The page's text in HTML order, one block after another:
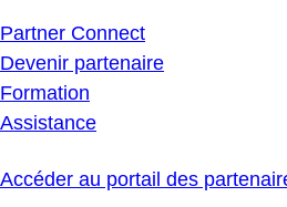
Partner Connect
Devenir partenaire
Formation
Assistance
Accéder au portail des